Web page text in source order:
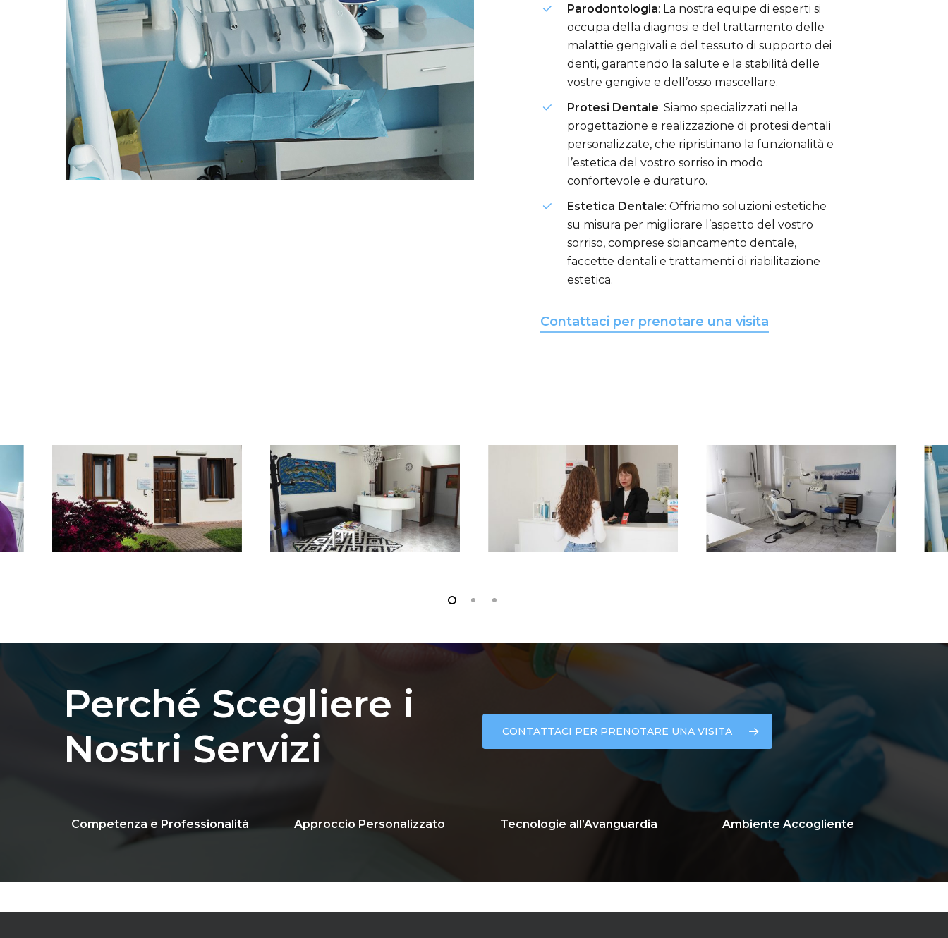
Parodontologia: La nostra equipe di esperti si
occupa della diagnosi e del trattamento delle
malattie gengivali e del tessuto di supporto dei
denti, garantendo la salute e la stabilità delle
vostre gengive e dell’osso mascellare.
Protesi Dentale: Siamo specializzati nella
progettazione e realizzazione di protesi dentali
personalizzate, che ripristinano la funzionalità e
l’estetica del vostro sorriso in modo
confortevole e duraturo.
Estetica Dentale: Offriamo soluzioni estetiche
su misura per migliorare l’aspetto del vostro
sorriso, comprese sbiancamento dentale,
faccette dentali e trattamenti di riabilitazione
estetica.
Contattaci per prenotare una visita
Perché Scegliere i
Nostri Servizi CONTATTACI PER PRENOTARE UNA VISITA
Competenza e Professionalità Approccio Personalizzato Tecnologie all’Avanguardia Ambiente Accogliente